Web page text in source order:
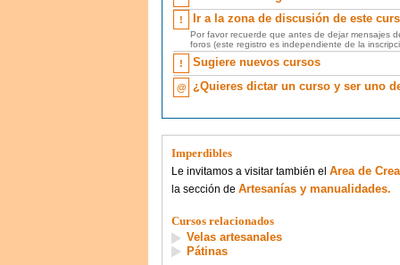
! Ir a la zona de discusión de este
Por favor recuerde que antes de dejar mensajes
foros (este registro es independiente de la
! Sugiere nuevos cursos
@ ¿Quieres dictar un curso y ser uno
Imperdibles
Le invitamos a visitar también el Area de
la sección de Artesanías y manualidades.
Cursos relacionados
Velas artesanales
Pátinas